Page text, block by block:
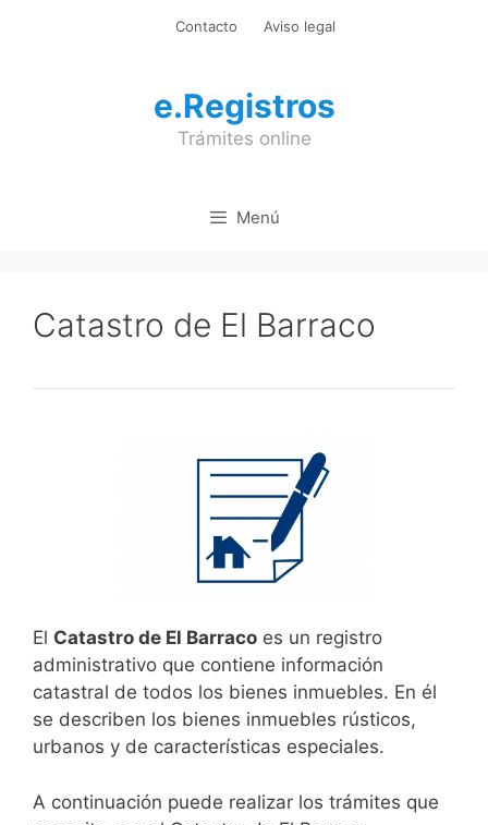
Contacto Aviso legal
e.Registros
Trámites online
Menú
Catastro de El Barraco
El Catastro de El Barraco es un registro
administrativo que contiene información
catastral de todos los bienes inmuebles. En él
se describen los bienes inmuebles rústicos,
urbanos y de características especiales.
A continuación puede realizar los trámites que